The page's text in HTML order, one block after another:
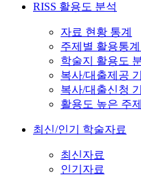
RISS 활용도 분석
자료 현황 통계
주제별 활용통
학술지 활용도
복사/대출제공
복사/대출신청
활용도 높은 주제
최신/인기 학술자료
최신자료
인기자료